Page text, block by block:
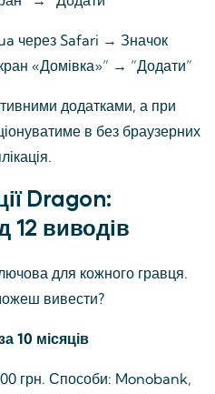
через Safari → Значок
«Домівка»” → “Додати”
додатками, а при
в без браузерних
Dragon:
12 виводів
для кожного гравця.
вивести?
10 місяців
грн. Способи: Monobank,